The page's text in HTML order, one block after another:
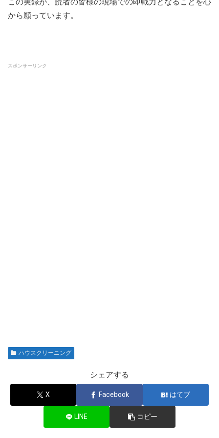
から願っています。
スポンサーリンク
ハウスクリーニング
シェアする
X Facebook はてブ
LINE コピー